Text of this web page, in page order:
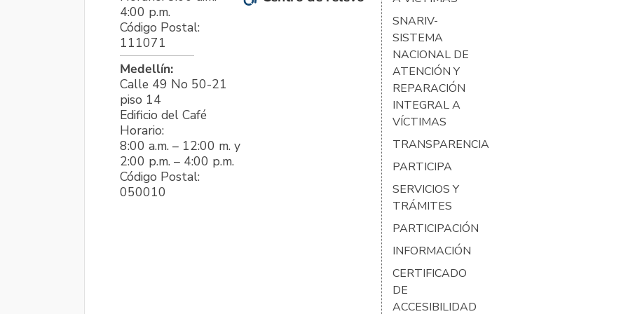
4:00 p.m.
Código Postal:
111071
Medellín:
Calle 49 No 50-21
piso 14
Edificio del Café
Horario:
8:00 a.m. – 12:00 m. y
2:00 p.m. – 4:00 p.m.
Código Postal:
050010
SNARIV-
SISTEMA
NACIONAL DE
ATENCIÓN Y
REPARACIÓN
INTEGRAL A
VÍCTIMAS
TRANSPARENCIA
PARTICIPA
SERVICIOS Y
TRÁMITES
PARTICIPACIÓN
INFORMACIÓN
CERTIFICADO
DE
ACCESIBILIDAD